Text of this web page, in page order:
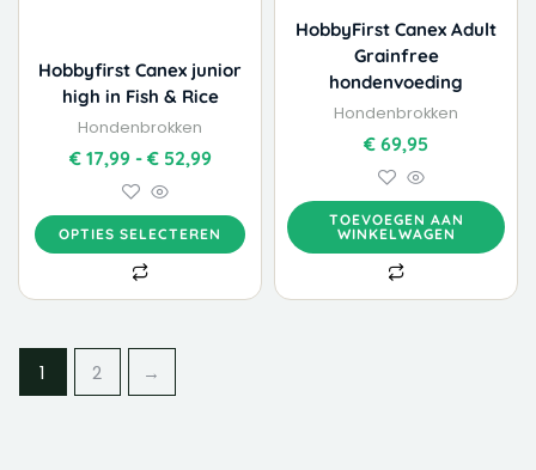
Hobbyfirst Canex junior
high in Fish & Rice
Hondenbrokken
€17,99 - €52,99
OPTIES SELECTEREN
optie
kan
gekozen
worden
op
de
productpagina
HobbyFirst Canex Adult
Grainfree
hondenvoeding
Hondenbrokken
€ 69,95
TOEVOEGEN AAN
WINKELWAGEN
1 2 →